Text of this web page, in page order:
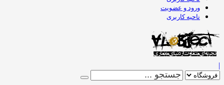
ورود و عضویت
ناحیه کاربری